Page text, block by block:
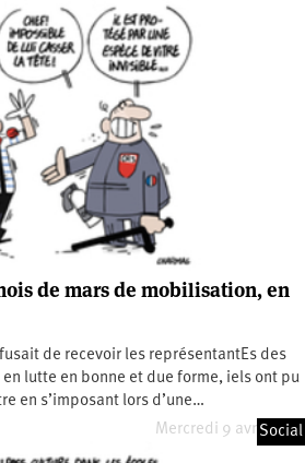
de mars de mobilisation, en
de recevoir les représentantEs des
lutte en bonne et due forme, iels ont pu
en s’imposant lors d’une…
Mercredi 9 avril 2025
Social